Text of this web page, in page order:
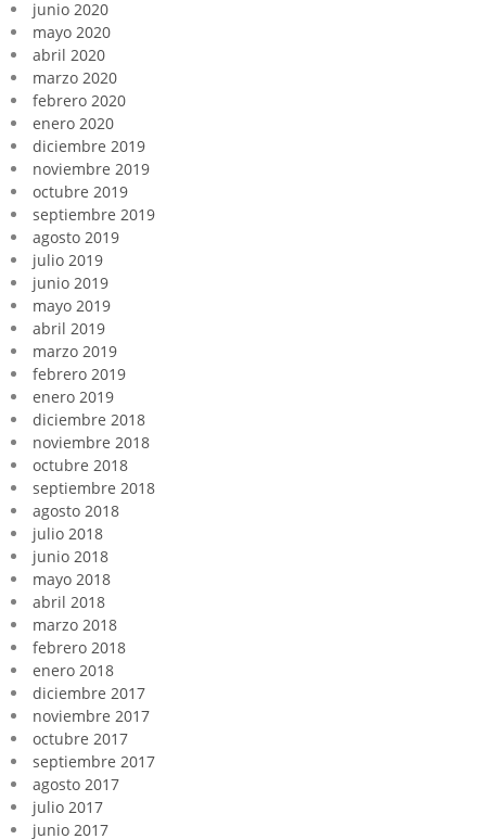
junio 2020
mayo 2020
abril 2020
marzo 2020
febrero 2020
enero 2020
diciembre 2019
noviembre 2019
octubre 2019
septiembre 2019
agosto 2019
julio 2019
junio 2019
mayo 2019
abril 2019
marzo 2019
febrero 2019
enero 2019
diciembre 2018
noviembre 2018
octubre 2018
septiembre 2018
agosto 2018
julio 2018
junio 2018
mayo 2018
abril 2018
marzo 2018
febrero 2018
enero 2018
diciembre 2017
noviembre 2017
octubre 2017
septiembre 2017
agosto 2017
julio 2017
junio 2017